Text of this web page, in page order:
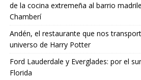
de la cocina extremeña al barrio
Chamberí
Andén, el restaurante que nos
universo de Harry Potter
Ford Lauderdale y Everglades: por el
Florida